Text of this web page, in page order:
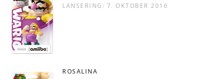
LANSERING: 7. OKTOBER 2016
ROSALINA